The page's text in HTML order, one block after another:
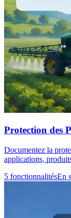
Protection des
Documentez la
applications,
5 fonctionnalitésEn